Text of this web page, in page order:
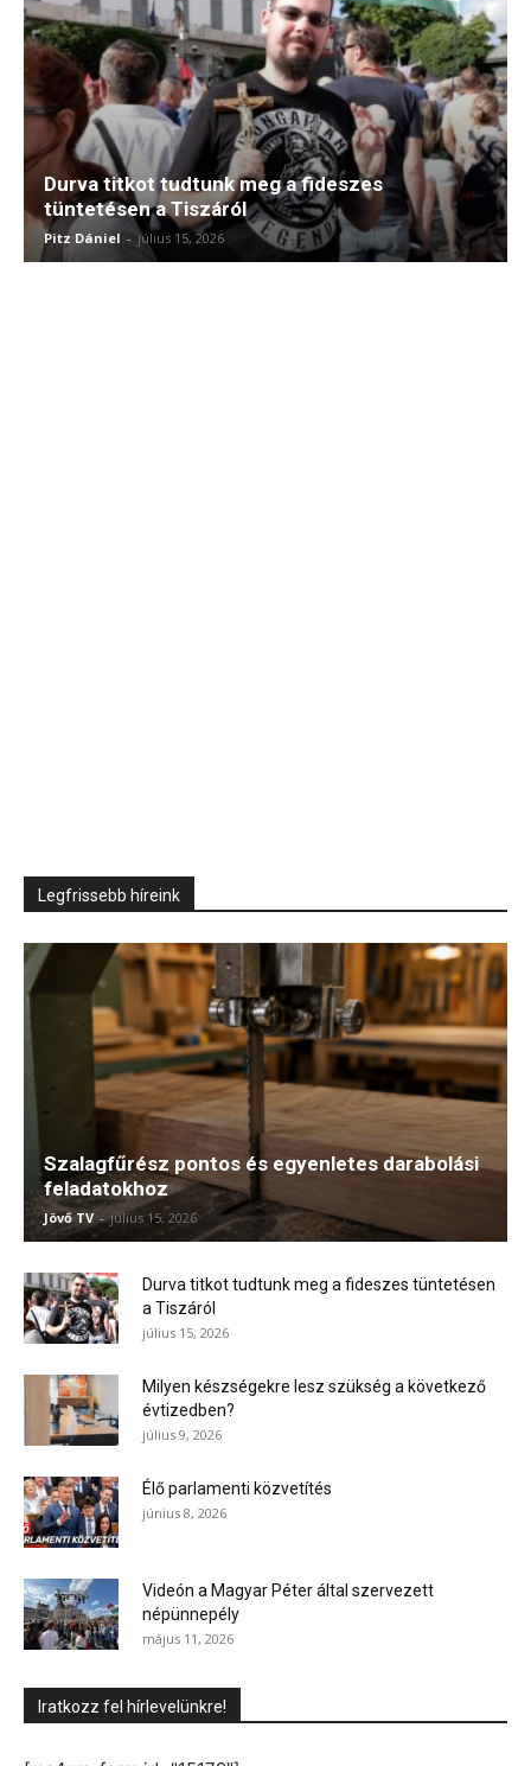
Durva titkot tudtunk meg a fideszes
tüntetésen a Tiszáról
Pitz Dániel - július 15, 2026
Legfrissebb híreink
Szalagfűrész pontos és egyenletes darabolási
feladatokhoz
Jövő TV - július 15, 2026
Durva titkot tudtunk meg a fideszes tüntetésen
a Tiszáról
július 15, 2026
Milyen készségekre lesz szükség a következő
évtizedben?
július 9, 2026
Élő parlamenti közvetítés
június 8, 2026
Videón a Magyar Péter által szervezett
népünnepély
május 11, 2026
Iratkozz fel hírlevelünkre!